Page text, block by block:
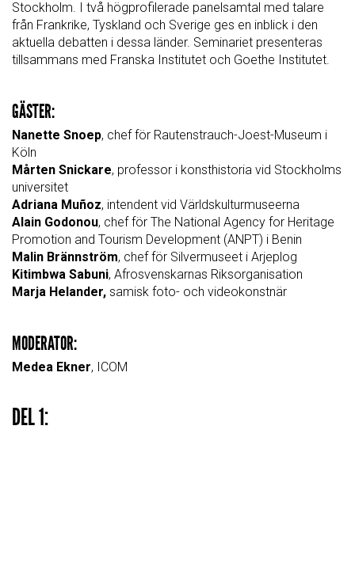
Stockholm. I två högprofilerade panelsamtal med talare
från Frankrike, Tyskland och Sverige ges en inblick i den
aktuella debatten i dessa länder. Seminariet presenteras
tillsammans med Franska Institutet och Goethe Institutet.
GÄSTER:
Nanette Snoep, chef för Rautenstrauch-Joest-Museum i
Köln
Mårten Snickare, professor i konsthistoria vid Stockholms
universitet
Adriana Muñoz, intendent vid Världskulturmuseerna
Alain Godonou, chef för The National Agency for Heritage
Promotion and Tourism Development (ANPT) i Benin
Malin Brännström, chef för Silvermuseet i Arjeplog
Kitimbwa Sabuni, Afrosvenskarnas Riksorganisation
Marja Helander, samisk foto- och videokonstnär
MODERATOR:
Medea Ekner, ICOM
DEL 1: